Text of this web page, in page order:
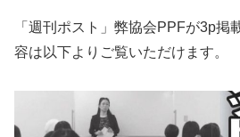
「週刊ポスト」弊協会PPFが3p掲
容は以下よりご覧いただけます。